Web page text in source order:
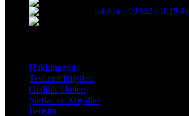
Telefon: +90 532 711 19 45
Hakkımızda
Teslimat Bilgileri
Gizlilik İlkeleri
Şartlar ve Koşullar
İletişim